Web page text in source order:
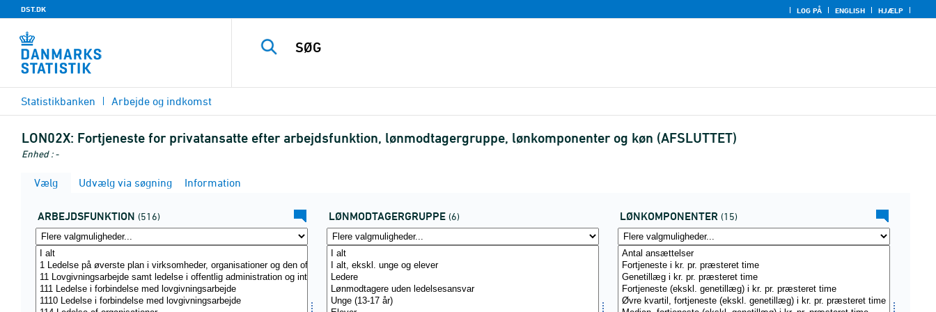
DST.DK LOG PÅ ENGLISH HJÆLP
Statistikbanken Arbejde og indkomst
LON02X: Fortjeneste for privatansatte efter arbejdsfunktion, lønmodtagergruppe, lønkomponenter og køn (AFSLUTTET)
Enhed : -
Vælg Udvælg via søgning Information
ARBEJDSFUNKTION (516) LØNMODTAGERGRUPPE (6) LØNKOMPONENTER (15)